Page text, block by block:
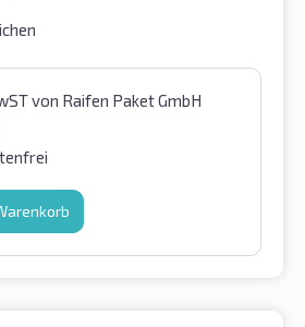
von Raifen Paket GmbH